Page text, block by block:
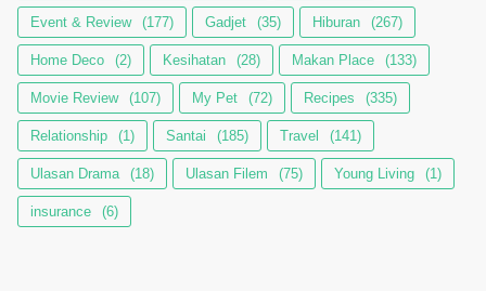
Event & Review (177) Gadjet (35) Hiburan (267)
Home Deco (2) Kesihatan (28) Makan Place (133)
Movie Review (107) My Pet (72) Recipes (335)
Relationship (1) Santai (185) Travel (141)
Ulasan Drama (18) Ulasan Filem (75) Young Living (1)
insurance (6)